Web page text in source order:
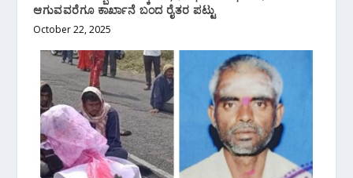
ಆಗುವವರೆಗೂ ಕಾರ್ಖಾನೆ ಬಂದ ರೈತರ ಪಟ್ಟು
October 22, 2025